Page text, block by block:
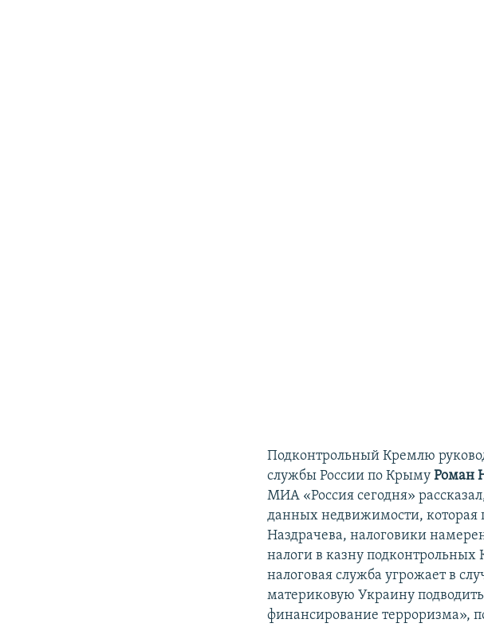
Подконтрольный Кремлю
службы России по КрымуРоман
МИА «Россия сегодня»
данных недвижимости,
Наздрачева, налоговики
налоги в казну
налоговая служба угрожает в
материковую Украину
финансирование терроризма»,